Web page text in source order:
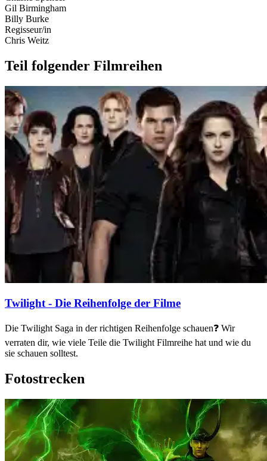
Gil Birmingham
Billy Burke
Regisseur/in
Chris Weitz
Teil folgender Filmreihen
Twilight - Die Reihenfolge der Filme
Die Twilight Saga in der richtigen Reihenfolge schauen❓ Wir
verraten dir, wie viele Teile die Twilight Filmreihe hat und wie du
sie schauen solltest.
Fotostrecken